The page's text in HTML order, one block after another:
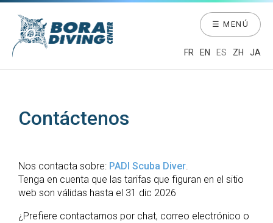
FR EN ES ZH JA
☰ MENÚ
Contáctenos
Nos contacta sobre: PADI Scuba Diver.
Tenga en cuenta que las tarifas que figuran en el sitio
web son válidas hasta el 31 dic 2026
¿Prefiere contactarnos por chat, correo electrónico o